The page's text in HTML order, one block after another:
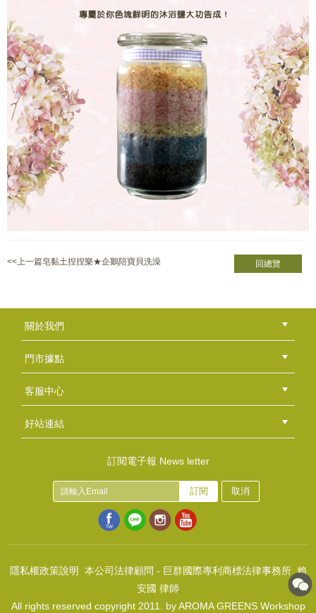
<<上一篇皂黏土捏捏樂★企鵝陪寶貝洗澡 回總覽
關於我們
公司簡介
品牌故事
最新消息
隱私權聲明
版權聲明
門市據點
總部
北區
中區
南區
東區
海外
客服中心
會員等級
購物流程
訂單查詢
常見問題
海外訂購流程
連絡我們
下載專區
紅利點數
好站連結
訂閱電子報 News letter
訂閱 取消
隱私權政策說明 本公司法律顧問 - 巨群國際專利商標法律事務所 賴
安國 律師
All rights reserved copyright 2011. by AROMA GREENS Workshop